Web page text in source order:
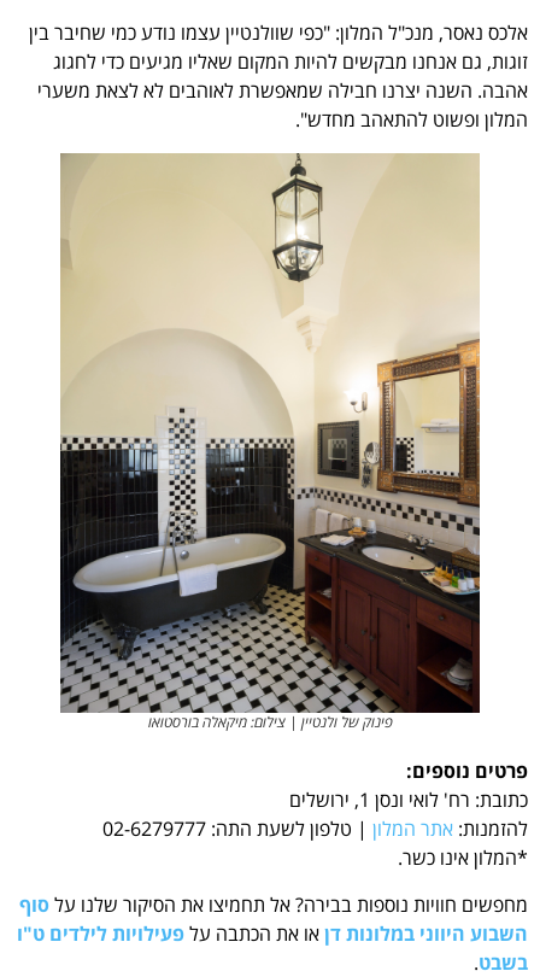
אלכס נאסר, מנכ"ל המלון: "כפי שוולנטיין עצמו נודע כמי שחיבר בין
זוגות, גם אנחנו מבקשים להיות המקום שאליו מגיעים כדי לחגוג
אהבה. השנה יצרנו חבילה שמאפשרת לאוהבים לא לצאת משערי
המלון ופשוט להתאהב מחדש".
פינוק של ולנטיין | צילום: מיקאלה בורסטואו
פרטים נוספים:
כתובת: רח' לואי ונסן 1, ירושלים
להזמנות: אתר המלון | טלפון לשעת התה: 02-6279777
*המלון אינו כשר.
מחפשים חוויות נוספות בבירה? אל תחמיצו את הסיקור שלנו עלסוף
השבוע היווני במלונות דןאו את הכתבה עלפעילויות לילדים ט"ו
בשבט.